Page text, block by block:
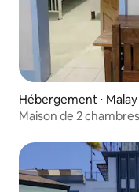
Hébergement ⋅ Malay
Maison de 2